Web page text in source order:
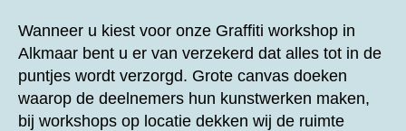
Wanneer u kiest voor onze Graffiti workshop in
Alkmaar bent u er van verzekerd dat alles tot in de
puntjes wordt verzorgd. Grote canvas doeken
waarop de deelnemers hun kunstwerken maken,
bij workshops op locatie dekken wij de ruimte